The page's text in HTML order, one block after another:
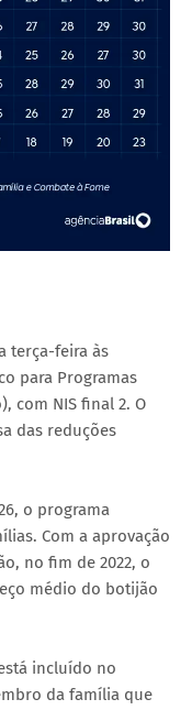
terça-feira às
para Programas
com NIS final 2. O
das reduções
o programa
Com a aprovação
no fim de 2022, o
médio do botijão
incluído no
da família que